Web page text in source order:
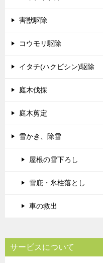
害獣駆除
コウモリ駆除
イタチ(ハクビシン)駆除
庭木伐採
庭木剪定
雪かき、除雪
屋根の雪下ろし
雪庇・氷柱落とし
車の救出
サービスについて